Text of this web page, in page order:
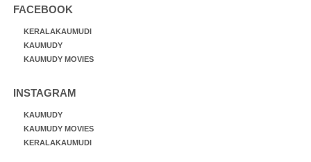
FACEBOOK
KERALAKAUMUDI
KAUMUDY
KAUMUDY MOVIES
INSTAGRAM
KAUMUDY
KAUMUDY MOVIES
KERALAKAUMUDI